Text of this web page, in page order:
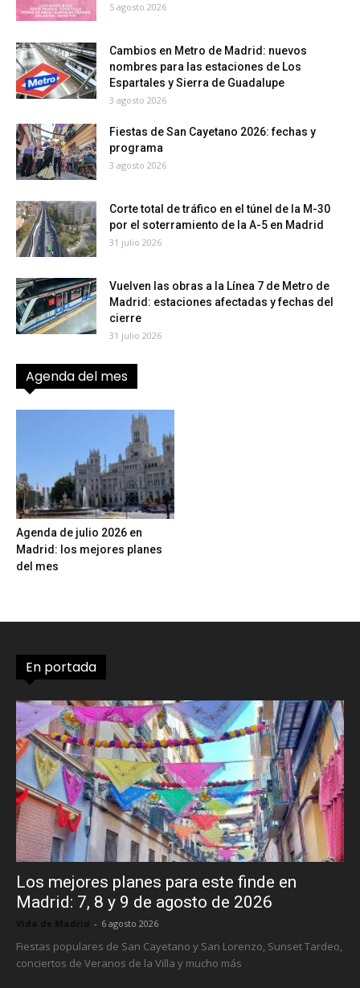
5 agosto 2026
Cambios en Metro de Madrid: nuevos
nombres para las estaciones de Los
Espartales y Sierra de Guadalupe
3 agosto 2026
Fiestas de San Cayetano 2026: fechas y
programa
3 agosto 2026
Corte total de tráfico en el túnel de la M-30
por el soterramiento de la A-5 en Madrid
31 julio 2026
Vuelven las obras a la Línea 7 de Metro de
Madrid: estaciones afectadas y fechas del
cierre
31 julio 2026
Agenda del mes
Agenda de julio 2026 en
Madrid: los mejores planes
del mes
En portada
Los mejores planes para este finde en
Madrid: 7, 8 y 9 de agosto de 2026
Vida de Madrid - 6 agosto 2026
Fiestas populares de San Cayetano y San Lorenzo, Sunset Tardeo,
conciertos de Veranos de la Villa y mucho más